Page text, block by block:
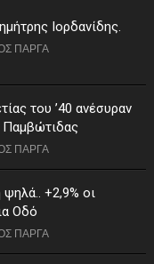
Ιορδανίδης.
ΠΑΡΓΑ
του ’40 ανέσυραν
Παμβώτιδας
ΠΑΡΓΑ
ψηλά.. +2,9% οι
Οδό
ΠΑΡΓΑ